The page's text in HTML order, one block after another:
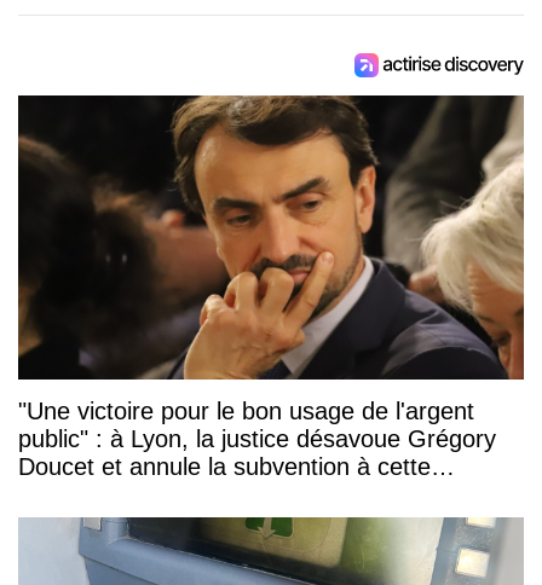
"Une victoire pour le bon usage de l'argent
public" : à Lyon, la justice désavoue Grégory
Doucet et annule la subvention à cette